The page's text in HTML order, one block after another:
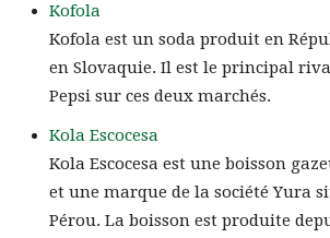
Kofola
Kofola est un soda produit en
en Slovaquie. Il est le principal
Pepsi sur ces deux marchés.
Kola Escocesa
Kola Escocesa est une boisson
et une marque de la société Yura
Pérou. La boisson est produite